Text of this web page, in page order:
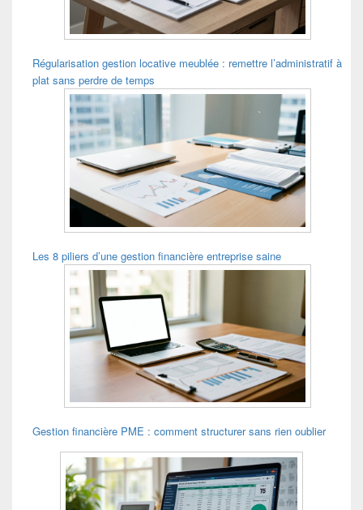
Régularisation gestion locative meublée : remettre l’administratif à
plat sans perdre de temps
Les 8 piliers d’une gestion financière entreprise saine
Gestion financière PME : comment structurer sans rien oublier